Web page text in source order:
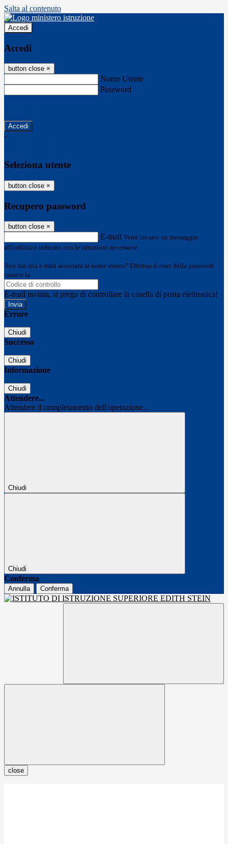
Salta al contenuto
Accedi
Accedi
button close ×
Nome Utente
Password
-
Seleziona utente
button close ×
Recupero password
button close ×
E-mail Verrà inviato un messaggio
all'indirizzo indicato con le istruzioni necessarie.
Non hai una e-mail associata al nome utente? Effettua il reset della password
tramite la
E-mail inviata, si prega di controllare la casella di posta elettronica!
Errore
Chiudi
Successo
Chiudi
Informazione
Chiudi
Attendere...
Attendere il completamento dell'operazione...
Chiudi
Chiudi
Conferma
Annulla Conferma
close